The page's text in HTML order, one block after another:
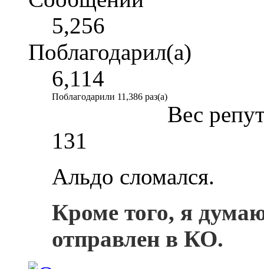
5,256
Поблагодарил(а)
6,114
Поблагодарили 11,386 раз(а)
Вес
131
Альдо сломался.
Кроме того, я
отправлен в КО.